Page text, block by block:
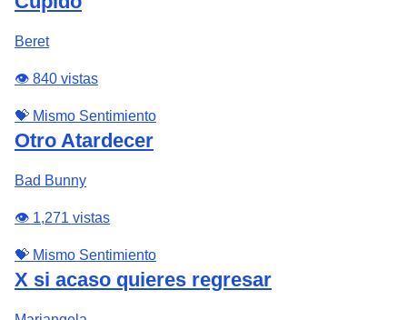
Beret
👁️ 840 vistas
💝 Mismo Sentimiento
Otro Atardecer
Bad Bunny
👁️ 1,271 vistas
💝 Mismo Sentimiento
X si acaso quieres regresar